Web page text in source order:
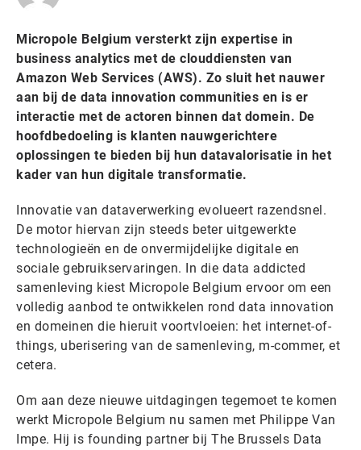
Micropole Belgium versterkt zijn expertise in
business analytics met de clouddiensten van
Amazon Web Services (AWS). Zo sluit het nauwer
aan bij de data innovation communities en is er
interactie met de actoren binnen dat domein. De
hoofdbedoeling is klanten nauwgerichtere
oplossingen te bieden bij hun datavalorisatie in het
kader van hun digitale transformatie.
Innovatie van dataverwerking evolueert razendsnel.
De motor hiervan zijn steeds beter uitgewerkte
technologieën en de onvermijdelijke digitale en
sociale gebruikservaringen. In die data addicted
samenleving kiest Micropole Belgium ervoor om een
volledig aanbod te ontwikkelen rond data innovation
en domeinen die hieruit voortvloeien: het internet-of-
things, uberisering van de samenleving, m-commer, et
cetera.
Om aan deze nieuwe uitdagingen tegemoet te komen
werkt Micropole Belgium nu samen met Philippe Van
Impe. Hij is founding partner bij The Brussels Data